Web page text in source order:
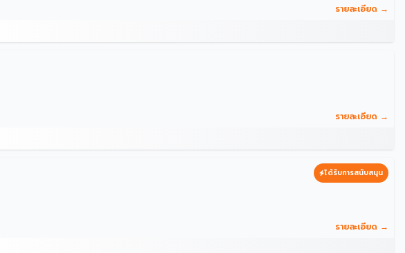
รายละเอียด →
รายละเอียด →
ได้รับการสนับสนุน
รายละเอียด →